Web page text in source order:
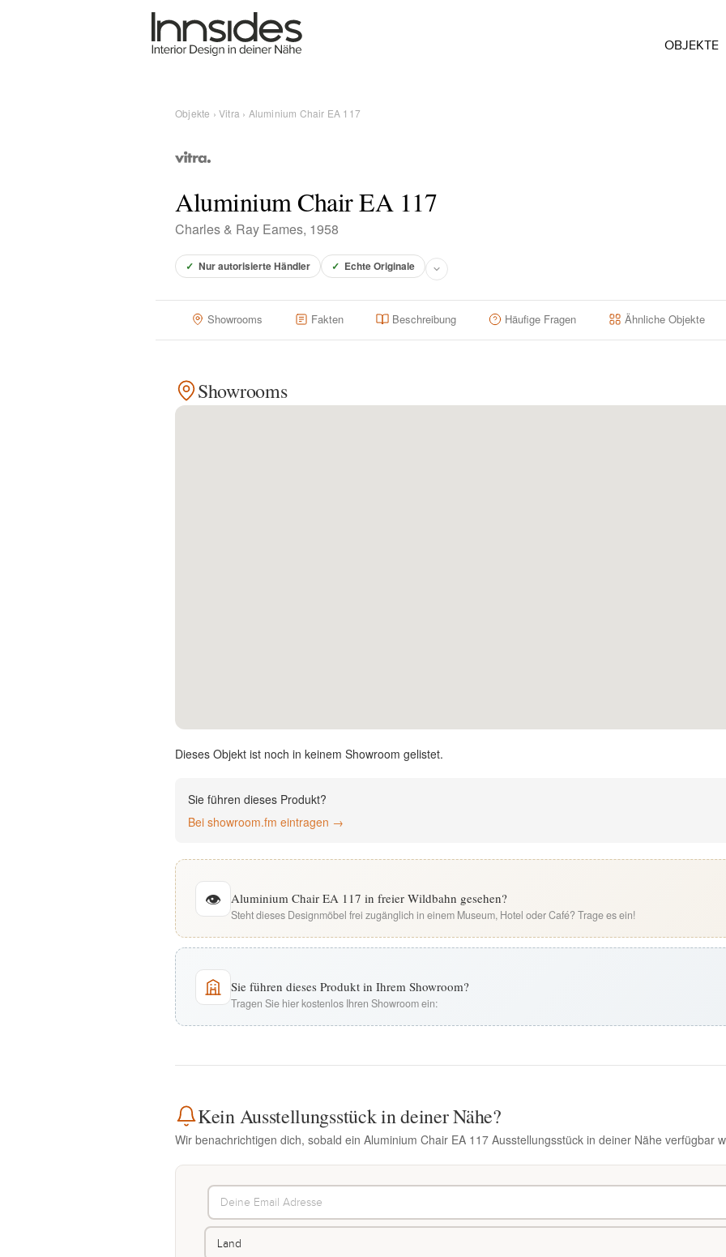
OBJEKTE
Objekte ›Vitra › Aluminium Chair EA 117
Aluminium Chair EA 117
Charles & Ray Eames, 1958
✓ Nur autorisierte Händler ✓ Echte Originale
Showrooms Fakten Beschreibung Häufige Fragen Ähnliche Objekte
Showrooms
Dieses Objekt ist noch in keinem Showroom gelistet.
Sie führen dieses Produkt?
Bei showroom.fm eintragen →
👁 Aluminium Chair EA 117 in freier Wildbahn gesehen?
Steht dieses Designmöbel frei zugänglich in einem Museum, Hotel oder Café? Trage es ein!
Sie führen dieses Produkt in Ihrem Showroom?
Tragen Sie hier kostenlos Ihren Showroom ein:
Kein Ausstellungsstück in deiner Nähe?
Wir benachrichtigen dich, sobald ein Aluminium Chair EA 117 Ausstellungsstück in deiner Nähe verfügbar